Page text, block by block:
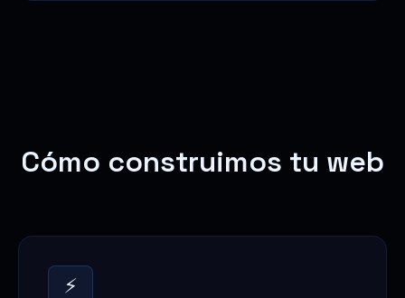
Cómo construimos tu web
⚡